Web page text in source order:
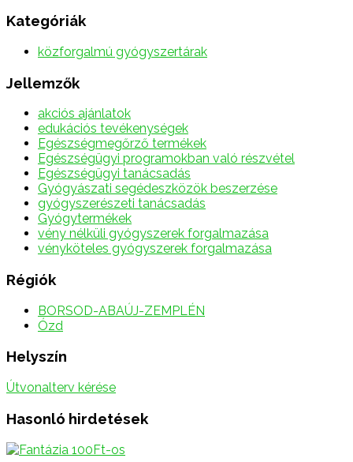
Kategóriák
közforgalmú gyógyszertárak
Jellemzők
akciós ajánlatok
edukációs tevékenységek
Egészségmegőrző termékek
Egészségügyi programokban való részvétel
Egészségügyi tanácsadás
Gyógyászati segédeszközök beszerzése
gyógyszerészeti tanácsadás
Gyógytermékek
vény nélküli gyógyszerek forgalmazása
vényköteles gyógyszerek forgalmazása
Régiók
BORSOD-ABAÚJ-ZEMPLÉN
Ózd
Helyszín
Útvonalterv kérése
Hasonló hirdetések